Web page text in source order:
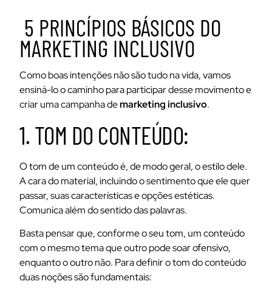
5 PRINCÍPIOS BÁSICOS DO
MARKETING INCLUSIVO
Como boas intenções não são tudo na vida, vamos
ensiná-lo o caminho para participar desse movimento e
criar uma campanha demarketing inclusivo.
1. TOM DO CONTEÚDO:
O tom de um conteúdo é, de modo geral, o estilo dele.
A cara do material, incluindo o sentimento que ele quer
passar, suas características e opções estéticas.
Comunica além do sentido das palavras.
Basta pensar que, conforme o seu tom, um conteúdo
com o mesmo tema que outro pode soar ofensivo,
enquanto o outro não. Para definir o tom do conteúdo
duas noções são fundamentais: